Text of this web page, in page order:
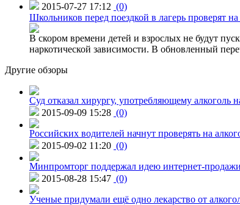
2015-07-27 17:12 (0)
Школьников перед поездкой в лагерь проверят
В скором времени детей и взрослых не будут
наркотической зависимости. В обновленный
Другие обзоры
Суд отказал хирургу, употребляющему алкоголь
2015-09-09 15:28 (0)
Российских водителей начнут проверять на
2015-09-02 11:20 (0)
Минпромторг поддержал идею интернет-продажи
2015-08-28 15:47 (0)
Ученые придумали ещё одно лекарство от